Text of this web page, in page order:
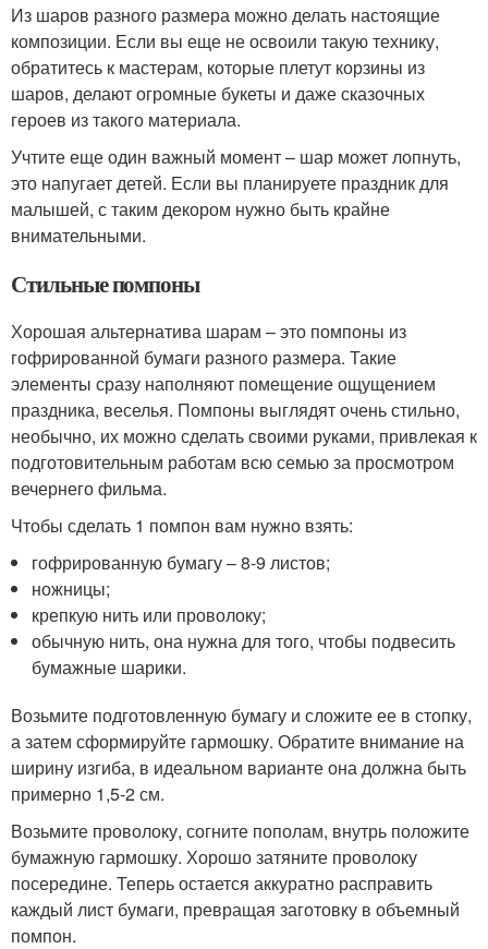
Из шаров разного размера можно делать настоящие
композиции. Если вы еще не освоили такую технику,
обратитесь к мастерам, которые плетут корзины из
шаров, делают огромные букеты и даже сказочных
героев из такого материала.
Учтите еще один важный момент – шар может лопнуть,
это напугает детей. Если вы планируете праздник для
малышей, с таким декором нужно быть крайне
внимательными.
Стильные помпоны
Хорошая альтернатива шарам – это помпоны из
гофрированной бумаги разного размера. Такие
элементы сразу наполняют помещение ощущением
праздника, веселья. Помпоны выглядят очень стильно,
необычно, их можно сделать своими руками, привлекая к
подготовительным работам всю семью за просмотром
вечернего фильма.
Чтобы сделать 1 помпон вам нужно взять:
гофрированную бумагу – 8-9 листов;
ножницы;
крепкую нить или проволоку;
обычную нить, она нужна для того, чтобы подвесить
бумажные шарики.
Возьмите подготовленную бумагу и сложите ее в стопку,
а затем сформируйте гармошку. Обратите внимание на
ширину изгиба, в идеальном варианте она должна быть
примерно 1,5-2 см.
Возьмите проволоку, согните пополам, внутрь положите
бумажную гармошку. Хорошо затяните проволоку
посередине. Теперь остается аккуратно расправить
каждый лист бумаги, превращая заготовку в объемный
помпон.